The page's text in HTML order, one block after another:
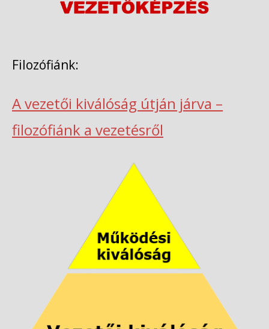
Filozófiánk:
A vezetői kiválóság útján járva –
filozófiánk a vezetésről